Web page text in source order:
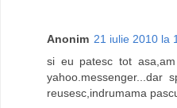
Anonim 21 iulie 2010 la
si eu patesc tot
yahoo.messenger...dar
reusesc,indrumama